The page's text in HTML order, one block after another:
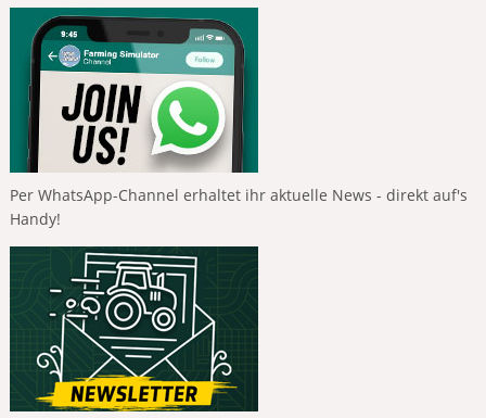
Per WhatsApp-Channel erhaltet ihr aktuelle News - direkt auf's
Handy!